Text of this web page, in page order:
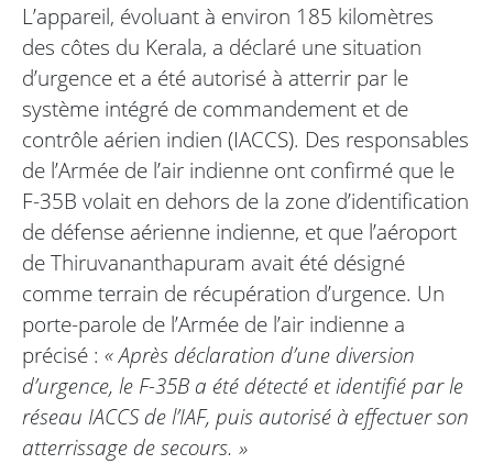
L’appareil, évoluant à environ 185 kilomètres
des côtes du Kerala, a déclaré une situation
d’urgence et a été autorisé à atterrir par le
système intégré de commandement et de
contrôle aérien indien (IACCS). Des responsables
de l’Armée de l’air indienne ont confirmé que le
F-35B volait en dehors de la zone d’identification
de défense aérienne indienne, et que l’aéroport
de Thiruvananthapuram avait été désigné
comme terrain de récupération d’urgence. Un
porte-parole de l’Armée de l’air indienne a
précisé : « Après déclaration d’une diversion
d’urgence, le F-35B a été détecté et identifié par le
réseau IACCS de l’IAF, puis autorisé à effectuer son
atterrissage de secours. »